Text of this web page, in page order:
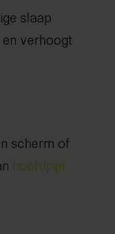
slaap
verhoogt
scherm of
hoofdpijn